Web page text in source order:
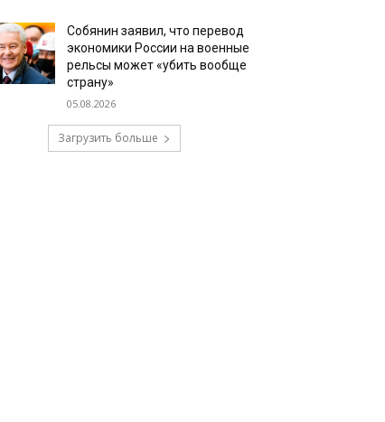
Собянин заявил, что перевод
экономики России на военные
рельсы может «убить вообще
страну»
05.08.2026
Загрузить больше